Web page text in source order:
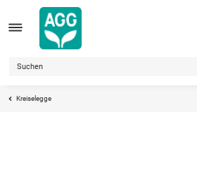
Kreiselegge